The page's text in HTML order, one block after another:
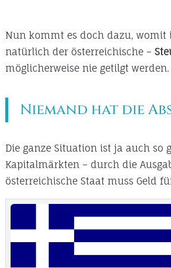
Nun kommt es doch dazu, womit
natürlich der österreichische –
möglicherweise nie getilgt
Niemand hat die
Die ganze Situation ist ja auch so
Kapitalmärkten – durch die
österreichische Staat muss Geld